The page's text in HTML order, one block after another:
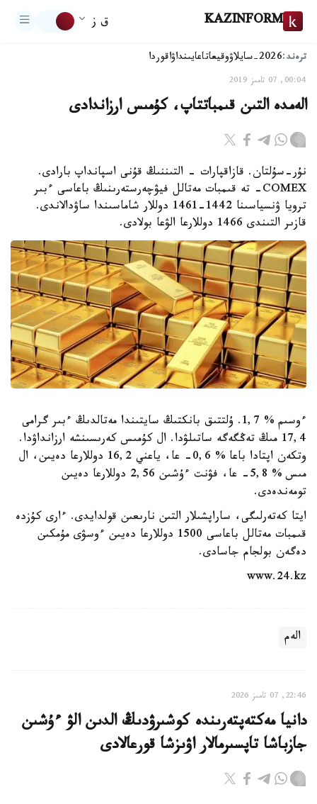
KAZINFORM ق ز
ترەند:2026-سايلاۋ وقيعاتاعايىنداۋاقوردا
00:04, 07 تامىز 2019
الەمدە التىن قىمباتتاپ، كۇمىس ارزاندادى
نۇر-سۇلتان. قازاقپارات - التىننىڭ قۇنى اسپانداپ بارادى.
COMEX- تە قىمبات مەتالل فيۋچەرستەرىنىڭ باعاسى ءبىر
ترويا ۋنسياسىنا 1442-1461 دوللار شاماسىندا ساۋدالاندى.
قازىر التىندى 1466 دوللارعا الۋعا بولادى.
ءوسىم % 1,7. ۇلتتىق بانكتىڭ سايتىندا مەتالدىڭ ءبىر گرامى
17,4 مىڭ تەڭگەگە ساتىلۋدا. ال كۇمىس كەرىسىنشە ارزانداۋدا.
وتكەن اپتادا باعا % 0,6- عا، ياعني 16,2 دوللارعا دەيىن، ال
مىس % 5,8- عا، فۋنت ءۇشىن 2,56 دوللارعا دەيىن
تومەندەدى.
ايتا كەتەرلىگى، ساراپشىلار التىن نارىعىن قولدايدى. ءارى كۇزدە
قىمبات مەتالل باعاسى 1500 دوللارعا دەيىن ءوسۋى مۇمكىن
دەگەن بولجام جاسادى.
www.24.kz
الەم
22:46, 07 تامىز 2026
دانيا مەكتەپتەرىندە كوشىرۋدىڭ الدىن الۋ ءۇشىن
جازباشا تاپسىرمالار اۋىزشا قورعالادى